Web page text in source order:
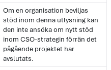
Om en organisation beviljas
stöd inom denna utlysning kan
den inte ansöka om nytt stöd
inom CSO-strategin förrän det
pågående projektet har
avslutats.